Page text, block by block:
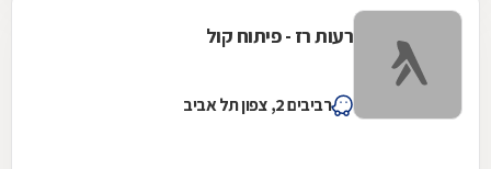
רעות רז - פיתוח קול
רביבים 2, צפון תל אביב